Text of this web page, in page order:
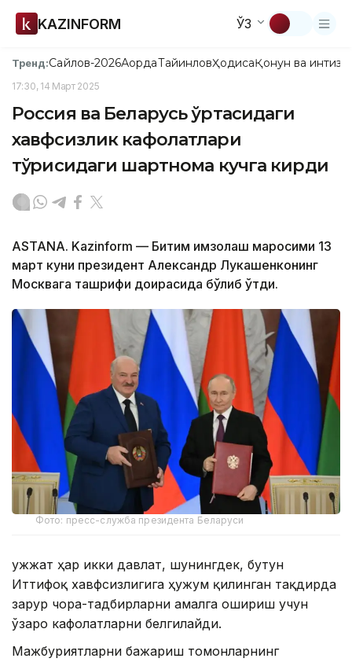
KAZINFORM ЎЗ
Тренд:Сайлов-2026АқордаТайинловҲодисаҚонун ва
17:30, 14 Март 2025
Россия ва Беларусь ўртасидаги
хавфсизлик кафолатлари
тўғрисидаги шартнома кучга кирди
ASTANA. Kazinform — Битим имзолаш маросими 13
март куни президент Александр Лукашенконинг
Москвага ташрифи доирасида бўлиб ўтди.
Фото: пресс-служба президента Беларуси
Ҳужжат ҳар икки давлат, шунингдек, бутун
Иттифоқ хавфсизлигига ҳужум қилинган тақдирда
зарур чора-тадбирларни амалга ошириш учун
ўзаро кафолатларни белгилайди.
Мажбуриятларни бажариш томонларнинг